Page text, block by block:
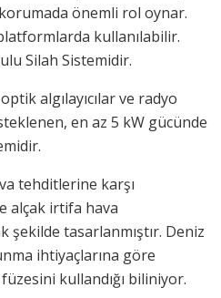
önemli rol oynar.
kullanılabilir.
Silah Sistemidir.
algılayıcılar ve radyo
en az 5 kW gücünde
tehditlerine karşı
alçak irtifa hava
şekilde tasarlanmıştır. Deniz
ihtiyaçlarına göre
kullandığı biliniyor.